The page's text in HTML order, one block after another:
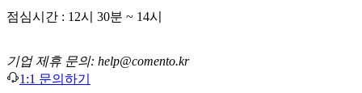
점심시간 : 12시 30분 ~ 14시
기업 제휴 문의: help@comento.kr
1:1 문의하기